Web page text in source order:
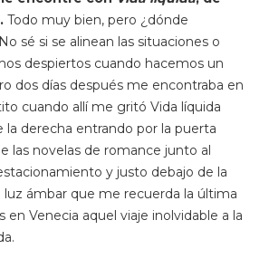
Todo muy bien, pero ¿dónde
sé si se alinean las situaciones o
despiertos cuando hacemos un
dos días después me encontraba en
cuando allí me gritó Vida líquida
la derecha entrando por la puerta
las novelas de romance junto al
y justo debajo de la
luz ámbar que me recuerda la última
en Venecia aquel viaje inolvidable a la